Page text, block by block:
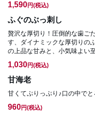
1,590円(税込)
ふぐのぶっ刺し
贅沢な厚切り！圧倒的な歯ご
す、ダイナミックな厚切りの
の上品な甘みと、小気味よい
1,030円(税込)
甘海老
甘くてぷりっぷり♪口の中でと
960円(税込)